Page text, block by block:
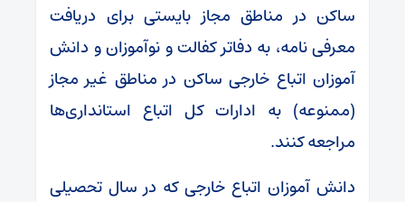
ساکن در مناطق مجاز بایستی برای دریافت
معرفی نامه، به دفاتر کفالت و نوآموزان و دانش
آموزان اتباع خارجی ساکن در مناطق غیر مجاز
(ممنوعه) به ادارات کل اتباع استانداری‌ها
مراجعه کنند.
دانش آموزان اتباع خارجی که در سال تحصیلی